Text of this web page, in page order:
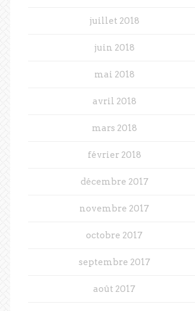
juillet 2018
juin 2018
mai 2018
avril 2018
mars 2018
février 2018
décembre 2017
novembre 2017
octobre 2017
septembre 2017
août 2017